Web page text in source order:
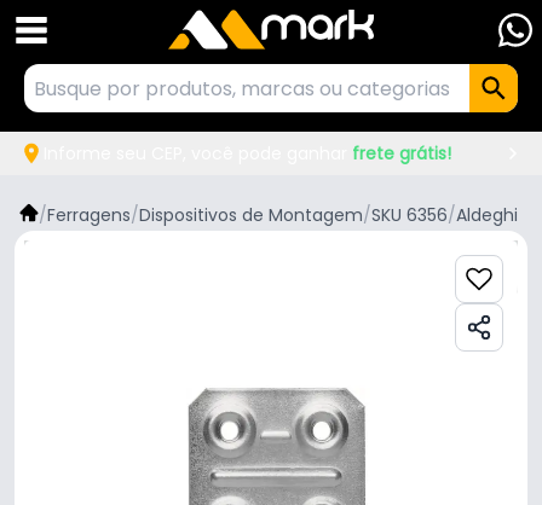
frete grátis!
/Ferragens/Dispositivos de Montagem/SKU 6356/Aldeghi